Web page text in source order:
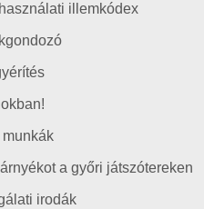
illemkódex
a győri játszótereken
irodák